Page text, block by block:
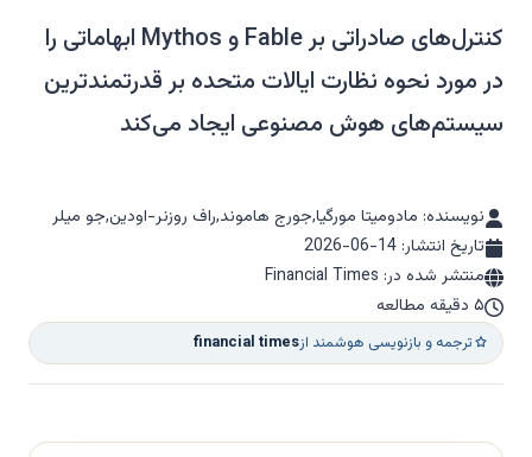
کنترل‌های صادراتی بر Fable و Mythos ابهاماتی را
در مورد نحوه نظارت ایالات متحده بر قدرتمندترین
سیستم‌های هوش مصنوعی ایجاد می‌کند
نویسنده: مادومیتا مورگیا,جورج هاموند,راف روزنر-اودین,جو میلر
تاریخ انتشار: 2026-06-14
منتشر شده در: Financial Times
۵ دقیقه مطالعه
ترجمه و بازنویسی هوشمند ازfinancial times